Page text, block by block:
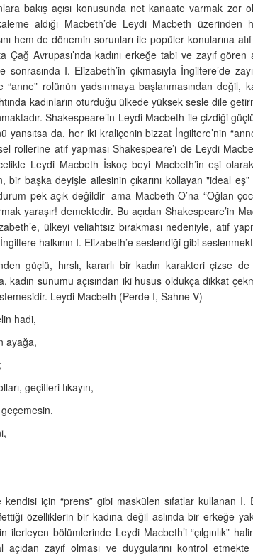
bakış açısı konusunda net kanaate varmak zor
aldığı Macbeth’de Leydi Macbeth üzerinden
hem de dönemin sorunları ile popüler konularına
Avrupası’nda kadını erkeğe tabi ve zayıf gören
I. Elizabeth’in çıkmasıyla İngiltere’de
“anne” rolünün yadsınmaya başlanmasından değil,
kadınların oturduğu ülkede yüksek sesle dile
Shakespeare’in Leydi Macbeth ile çizdiği
da, her iki kraliçenin bizzat İngiltere’nin
rollerine atıf yapması Shakespeare’i de Leydi
Leydi Macbeth İskoç beyi Macbeth’in eşi
başka deyişle ailesinin çıkarını kollayan "ideal
pek açık değildir- ama Macbeth O’na “Oğlan
yaraşır! demektedir. Bu açıdan Shakespeare’in
ülkeyi veliahtsız bırakması nedeniyle, atıf
halkının I. Elizabeth’e seslendiği gibi
güçlü, hırslı, kararlı bir kadın karakteri çizse
kadın sunumu açısından iki husus oldukça dikkat
Leydi Macbeth (Perde I, Sahne V)
hadi,
ayağa,
geçitleri tıkayın,
için “prens” gibi maskülen sıfatlar kullanan I.
özelliklerin bir kadına değil aslında bir erkeğe
bölümlerinde Leydi Macbeth’i “çılgınlık”
açıdan zayıf olması ve duygularını kontrol